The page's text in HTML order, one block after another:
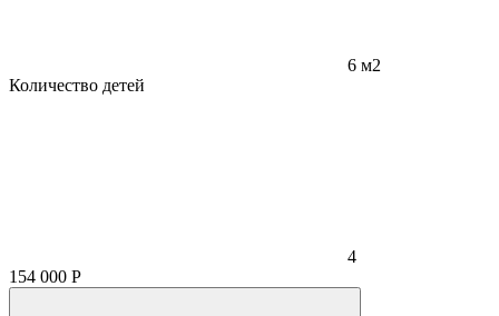
6 м2
Количество детей
4
154 000 Р